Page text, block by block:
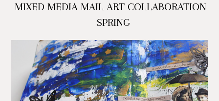
MIXED MEDIA MAIL ART COLLABORATION -
SPRING